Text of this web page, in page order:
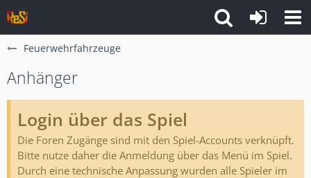
Feuerwehrfahrzeuge
Anhänger
Login über das Spiel
Die Foren Zugänge sind mit den Spiel-Accounts verknüpft.
Bitte nutze daher die Anmeldung über das Menü im Spiel.
Durch eine technische Anpassung wurden alle Spieler im